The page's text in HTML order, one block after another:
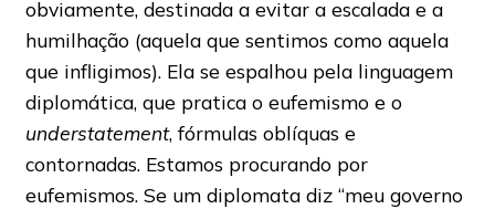
obviamente, destinada a evitar a escalada e a
humilhação (aquela que sentimos como aquela
que infligimos). Ela se espalhou pela linguagem
diplomática, que pratica o eufemismo e o
understatement, fórmulas oblíquas e
contornadas. Estamos procurando por
eufemismos. Se um diplomata diz “meu governo